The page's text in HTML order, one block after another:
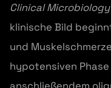
Clinical
klinische Bild
und
hypotensiven